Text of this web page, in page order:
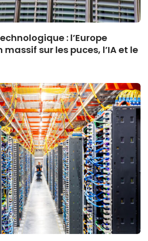
: l’Europe
sur les puces, l’IA et le